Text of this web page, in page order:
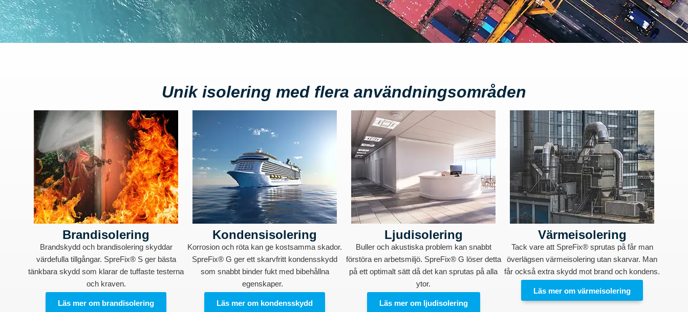
Unik isolering med flera användningsområden
Brandisolering
Brandskydd och brandisolering skyddar
värdefulla tillgångar. SpreFix® S ger bästa
tänkbara skydd som klarar de tuffaste testerna
och kraven.
Läs mer om brandisolering
Kondensisolering
Korrosion och röta kan ge kostsamma skador.
SpreFix® G ger ett skarvfritt kondensskydd
som snabbt binder fukt med bibehållna
egenskaper.
Läs mer om kondensskydd
Ljudisolering
Buller och akustiska problem kan snabbt
förstöra en arbetsmiljö. SpreFix® G löser detta
på ett optimalt sätt då det kan sprutas på alla
ytor.
Läs mer om ljudisolering
Värmeisolering
Tack vare att SpreFix® sprutas på får man
överlägsen värmeisolering utan skarvar. Man
får också extra skydd mot brand och kondens.
Läs mer om värmeisolering